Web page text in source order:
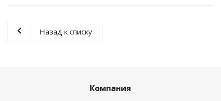
Назад к списку
Компания